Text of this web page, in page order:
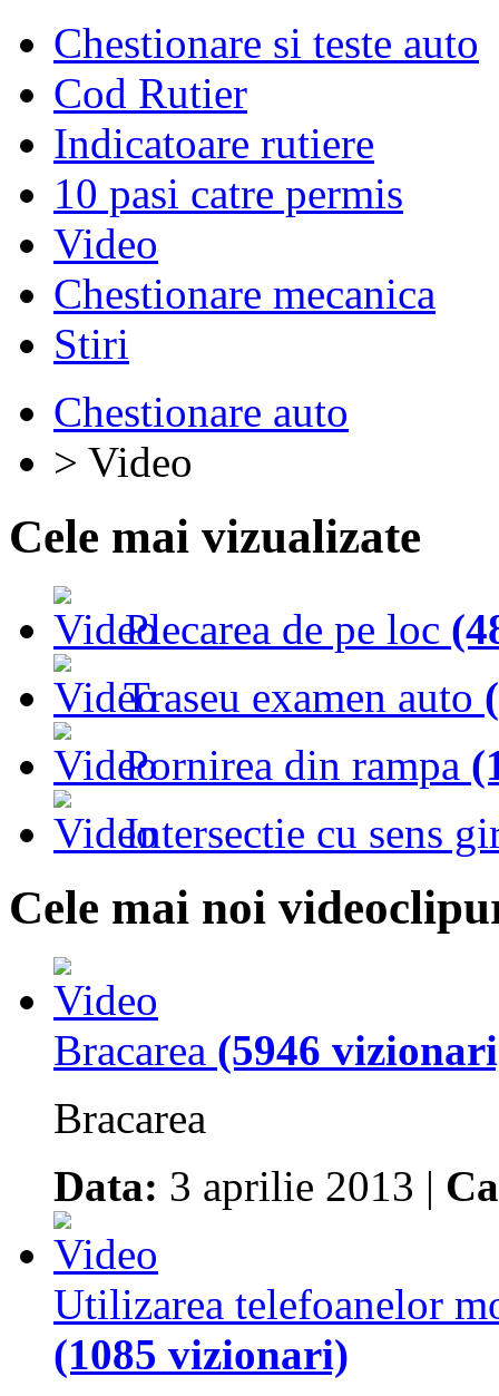
Chestionare si teste auto
Cod Rutier
Indicatoare rutiere
10 pasi catre permis
Video
Chestionare mecanica
Stiri
Chestionare auto
> Video
Cele mai vizualizate
Plecarea de pe loc
Traseu examen auto
Pornirea din rampa
Intersectie cu sens
Cele mai noi
Bracarea (5946
Bracarea
Data: 3 aprilie 2013 |
Utilizarea telefoanelor
(1085 vizionari)